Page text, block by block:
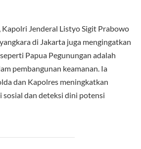
Kapolri Jenderal Listyo Sigit Prabowo
di Jakarta juga mengingatkan
Papua Pegunungan adalah
pembangunan keamanan. Ia
dan Kapolres meningkatkan
sosial dan deteksi dini potensi